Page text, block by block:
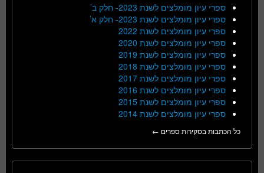
ספרי עיון מומלצים לשנת 2023- חלק ב’
ספרי עיון מומלצים לשנת 2023- חלק א’
ספרי עיון מומלצים לשנת 2022
ספרי עיון מומלצים לשנת 2020
ספרי עיון מומלצים לשנת 2019
ספרי עיון מומלצים לשנת 2018
ספרי עיון מומלצים לשנת 2017
ספרי עיון מומלצים לשנת 2016
ספרי עיון מומלצים לשנת 2015
ספרי עיון מומלצים לשנת 2014
כל הכתבות בסקירות ספרים ←